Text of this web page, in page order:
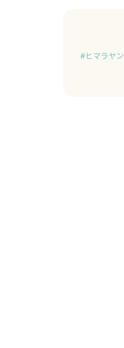
#ヒマラヤン